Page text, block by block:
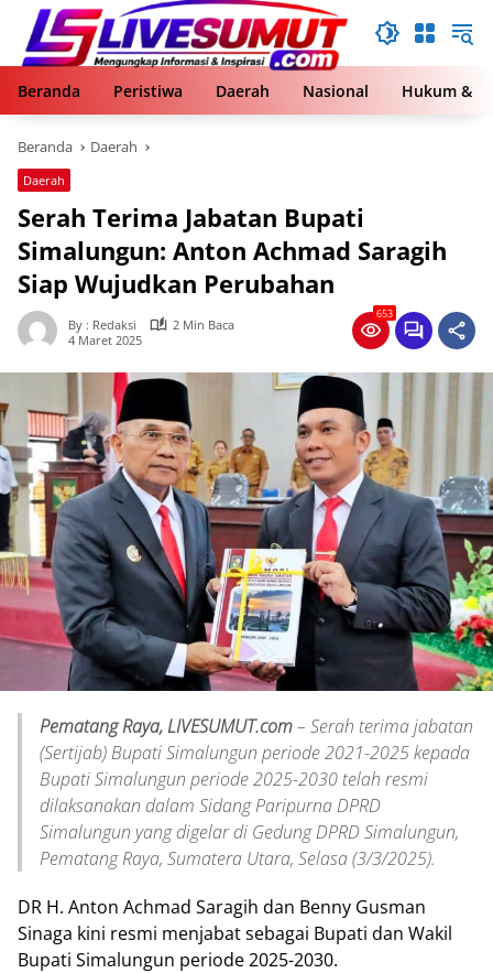
Langsung
konten
Beranda
Peristiwa Daerah Nasional Hukum &
Beranda Daerah
Daerah
Serah Terima Jabatan Bupati
Simalungun: Anton Achmad Saragih
Siap Wujudkan Perubahan
By : Redaksi
2 Min Baca
4 Maret 2025
653
Pematang Raya, LIVESUMUT.com– Serah terima jabatan
(Sertijab) Bupati Simalungun periode 2021-2025 kepada
Bupati Simalungun periode 2025-2030 telah resmi
dilaksanakan dalam Sidang Paripurna DPRD
Simalungun yang digelar di Gedung DPRD Simalungun,
Pematang Raya, Sumatera Utara, Selasa (3/3/2025).
DR H. Anton Achmad Saragih dan Benny Gusman
Sinaga kini resmi menjabat sebagai Bupati dan Wakil
Bupati Simalungun periode 2025-2030.